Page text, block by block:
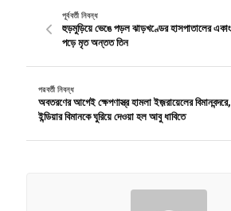
পূর্ববর্তী নিবন্ধ
হুড়মুড়িয়ে ভেঙে পড়ল ঝাড়খণ্ডের হাসপাতালের
পড়ে মৃত অন্তত তিন
পরবর্তী নিবন্ধ
অবতরণের আগেই ক্ষেপণাস্ত্র হামলা ইজ়রায়েলের
ইন্ডিয়ার বিমানকে ঘুরিয়ে দেওয়া হল আবু ধাবিতে